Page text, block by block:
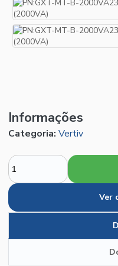
Informações
Categoria: Vertiv
Ver